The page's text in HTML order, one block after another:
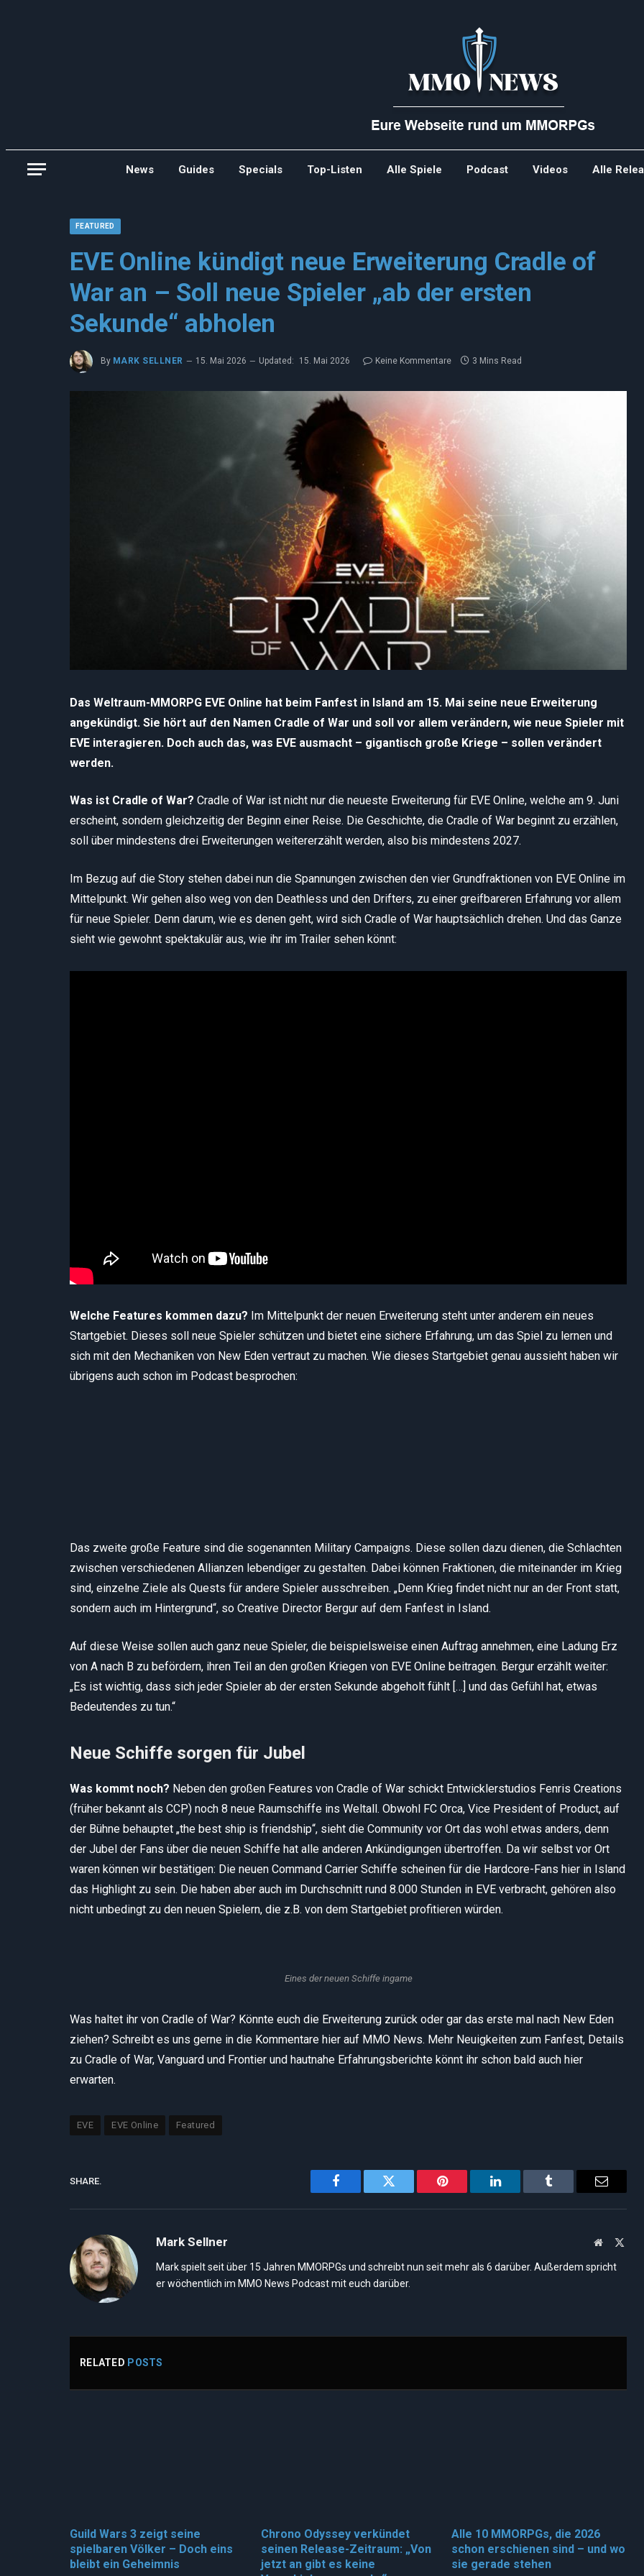
News Guides Specials Top-Listen Alle Spiele Podcast Videos Alle
FEATURED
EVE Online kündigt neue Erweiterung Cradle of
War an – Soll neue Spieler „ab der ersten
Sekunde“ abholen
By MARK SELLNER 15. Mai 2026 Updated: 15. Mai 2026 Keine Kommentare 3 Mins Read
Das Weltraum-MMORPG EVE Online hat beim Fanfest in Island am 15. Mai seine neue Erweiterung
angekündigt. Sie hört auf den Namen Cradle of War und soll vor allem verändern, wie neue Spieler mit
EVE interagieren. Doch auch das, was EVE ausmacht – gigantisch große Kriege – sollen verändert
werden.
Was ist Cradle of War? Cradle of War ist nicht nur die neueste Erweiterung für EVE Online, welche am 9. Juni
erscheint, sondern gleichzeitig der Beginn einer Reise. Die Geschichte, die Cradle of War beginnt zu erzählen,
soll über mindestens drei Erweiterungen weitererzählt werden, also bis mindestens 2027.
Im Bezug auf die Story stehen dabei nun die Spannungen zwischen den vier Grundfraktionen von EVE Online im
Mittelpunkt. Wir gehen also weg von den Deathless und den Drifters, zu einer greifbareren Erfahrung vor allem
für neue Spieler. Denn darum, wie es denen geht, wird sich Cradle of War hauptsächlich drehen. Und das Ganze
sieht wie gewohnt spektakulär aus, wie ihr im Trailer sehen könnt:
Welche Features kommen dazu? Im Mittelpunkt der neuen Erweiterung steht unter anderem ein neues
Startgebiet. Dieses soll neue Spieler schützen und bietet eine sichere Erfahrung, um das Spiel zu lernen und
sich mit den Mechaniken von New Eden vertraut zu machen. Wie dieses Startgebiet genau aussieht haben wir
übrigens auch schon im Podcast besprochen:
Das zweite große Feature sind die sogenannten Military Campaigns. Diese sollen dazu dienen, die Schlachten
zwischen verschiedenen Allianzen lebendiger zu gestalten. Dabei können Fraktionen, die miteinander im Krieg
sind, einzelne Ziele als Quests für andere Spieler ausschreiben. „Denn Krieg findet nicht nur an der Front statt,
sondern auch im Hintergrund“, so Creative Director Bergur auf dem Fanfest in Island.
Auf diese Weise sollen auch ganz neue Spieler, die beispielsweise einen Auftrag annehmen, eine Ladung Erz
von A nach B zu befördern, ihren Teil an den großen Kriegen von EVE Online beitragen. Bergur erzählt weiter:
„Es ist wichtig, dass sich jeder Spieler ab der ersten Sekunde abgeholt fühlt […] und das Gefühl hat, etwas
Bedeutendes zu tun.“
Neue Schiffe sorgen für Jubel
Was kommt noch? Neben den großen Features von Cradle of War schickt Entwicklerstudios Fenris Creations
(früher bekannt als CCP) noch 8 neue Raumschiffe ins Weltall. Obwohl FC Orca, Vice President of Product, auf
der Bühne behauptet „the best ship is friendship“, sieht die Community vor Ort das wohl etwas anders, denn
der Jubel der Fans über die neuen Schiffe hat alle anderen Ankündigungen übertroffen. Da wir selbst vor Ort
waren können wir bestätigen: Die neuen Command Carrier Schiffe scheinen für die Hardcore-Fans hier in Island
das Highlight zu sein. Die haben aber auch im Durchschnitt rund 8.000 Stunden in EVE verbracht, gehören also
nicht unbedingt zu den neuen Spielern, die z.B. von dem Startgebiet profitieren würden.
Eines der neuen Schiffe ingame
Was haltet ihr von Cradle of War? Könnte euch die Erweiterung zurück oder gar das erste mal nach New Eden
ziehen? Schreibt es uns gerne in die Kommentare hier auf MMO News. Mehr Neuigkeiten zum Fanfest, Details
zu Cradle of War, Vanguard und Frontier und hautnahe Erfahrungsberichte könnt ihr schon bald auch hier
erwarten.
EVE EVE Online Featured
SHARE.
Facebook Twitter Pinterest LinkedIn Tumblr Email
Mark Sellner Website
Mark spielt seit über 15 Jahren MMORPGs und schreibt nun seit mehr als 6 darüber. Außerdem spricht
er wöchentlich im MMO News Podcast mit euch darüber.
RELATED POSTS
Guild Wars 3 zeigt seine
spielbaren Völker – Doch eins
bleibt ein Geheimnis
Chrono Odyssey verkündet
seinen Release-Zeitraum: „Von
jetzt an gibt es keine
Alle 10 MMORPGs, die 2026
schon erschienen sind – und wo
sie gerade stehen